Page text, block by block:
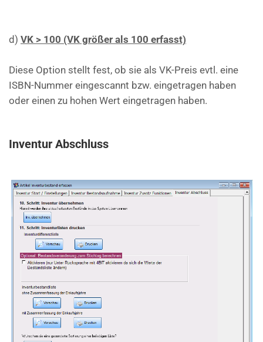
d) VK > 100 (VK größer als 100 erfasst)
Diese Option stellt fest, ob sie als VK-Preis evtl. eine
ISBN-Nummer eingescannt bzw. eingetragen haben
oder einen zu hohen Wert eingetragen haben.
Inventur Abschluss